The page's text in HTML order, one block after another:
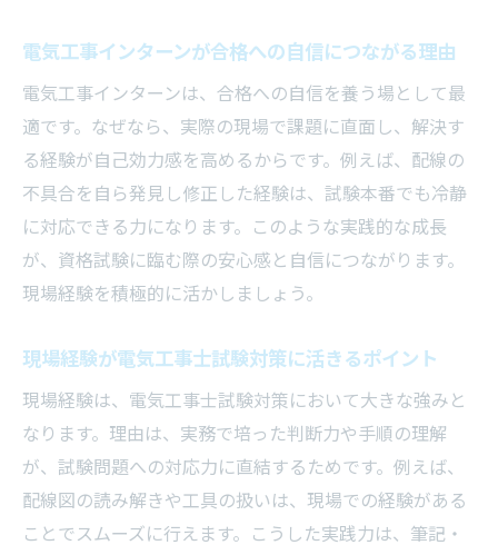
電気工事インターンが合格への自信につながる理由
電気工事インターンは、合格への自信を養う場として最
適です。なぜなら、実際の現場で課題に直面し、解決す
る経験が自己効力感を高めるからです。例えば、配線の
不具合を自ら発見し修正した経験は、試験本番でも冷静
に対応できる力になります。このような実践的な成長
が、資格試験に臨む際の安心感と自信につながります。
現場経験を積極的に活かしましょう。
現場経験が電気工事士試験対策に活きるポイント
現場経験は、電気工事士試験対策において大きな強みと
なります。理由は、実務で培った判断力や手順の理解
が、試験問題への対応力に直結するためです。例えば、
配線図の読み解きや工具の扱いは、現場での経験がある
ことでスムーズに行えます。こうした実践力は、筆記・